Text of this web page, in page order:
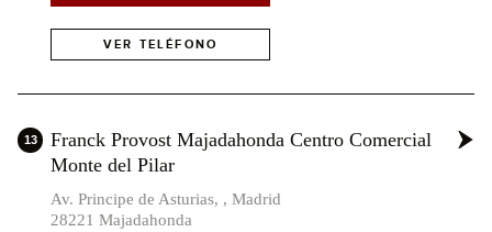
VER TELÉFONO
13
Franck Provost Majadahonda Centro Comercial
Monte del Pilar
Av. Principe de Asturias, , Madrid
28221 Majadahonda